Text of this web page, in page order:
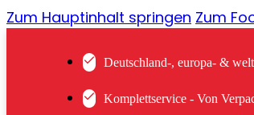
Zum Hauptinhalt springen Zum
Deutschland-, europa- &
Komplettservice - Von